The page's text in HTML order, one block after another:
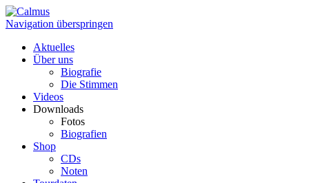
Navigation überspringen
Aktuelles
Über uns
Biografie
Die Stimmen
Videos
Downloads
Fotos
Biografien
Shop
CDs
Noten